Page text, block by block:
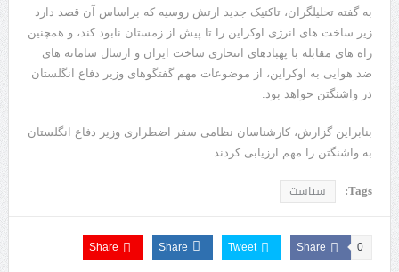
به گفته تحلیلگران، تاکتیک جدید ارتش روسیه که براساس آن قصد دارد
زیر ساخت های انرژی اوکراین را تا پیش از زمستان نابود کند، و همچنین
راه های مقابله با پهبادهای انتحاری ساخت ایران و ارسال سامانه های
ضد هوایی به اوکراین، از موضوعات مهم گفتگوهای وزیر دفاع انگلستان
در واشنگتن خواهد بود.
بنابراین گزارش، کارشناسان نظامی سفر اضطراری وزیر دفاع انگلستان
به واشنگتن را مهم ارزیابی کردند.
Tags: سیاست
Share 0
Tweet
Share
Share